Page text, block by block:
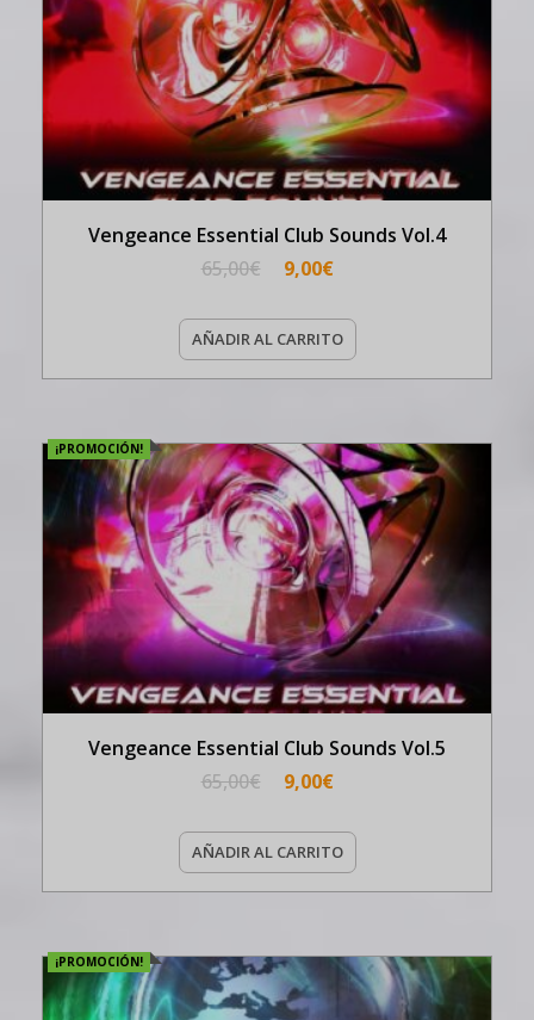
Vengeance Essential Club Sounds Vol.4
65,00€ 9,00€
AÑADIR AL CARRITO
¡PROMOCIÓN!
Vengeance Essential Club Sounds Vol.5
65,00€ 9,00€
AÑADIR AL CARRITO
¡PROMOCIÓN!